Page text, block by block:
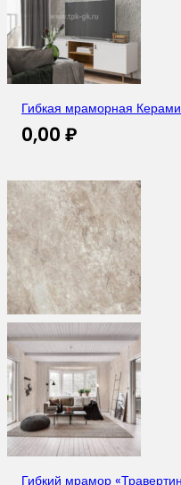
Гибкая мраморная
0,00 ₽
Гибкий мрамор